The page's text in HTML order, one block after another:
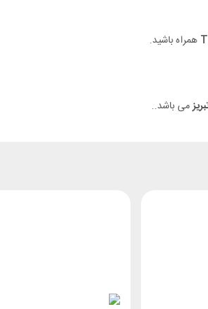
همراه باشید.
می باشد..